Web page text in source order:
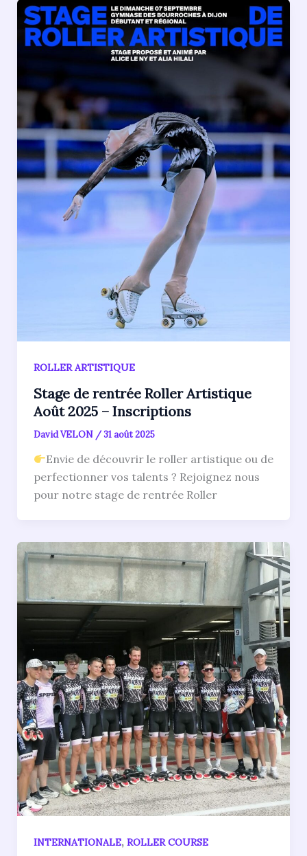
ROLLER ARTISTIQUE
Stage de rentrée Roller Artistique
Août 2025 – Inscriptions
David VELON /31 août 2025
Envie de découvrir le roller artistique ou de
perfectionner vos talents ? Rejoignez nous
pour notre stage de rentrée Roller
INTERNATIONALE, ROLLER COURSE